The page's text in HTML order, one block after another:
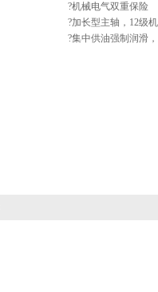
?机械电气双重保险
?加长型主轴，12级
?集中供油强制润滑